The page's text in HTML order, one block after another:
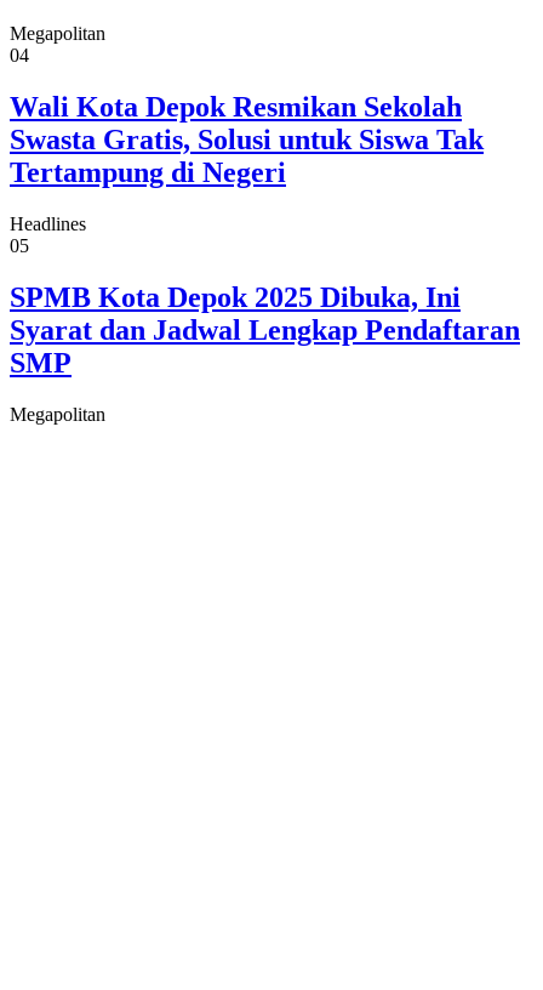
Megapolitan
04
Wali Kota Depok Resmikan Sekolah
Swasta Gratis, Solusi untuk Siswa Tak
Tertampung di Negeri
Headlines
05
SPMB Kota Depok 2025 Dibuka, Ini
Syarat dan Jadwal Lengkap Pendaftaran
SMP
Megapolitan